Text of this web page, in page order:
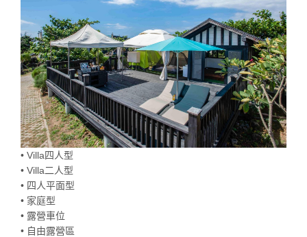
• Villa四人型
• Villa二人型
• 四人平面型
• 家庭型
• 露營車位
• 自由露營區